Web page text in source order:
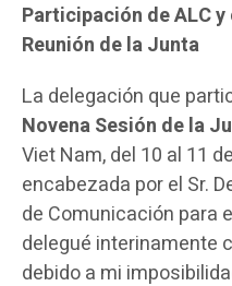
Participación de ALC
Reunión de la Junta
La delegación que
Novena Sesión de la
Viet Nam, del 10 al 11
encabezada por el Sr.
de Comunicación para
delegué interinamente
debido a mi